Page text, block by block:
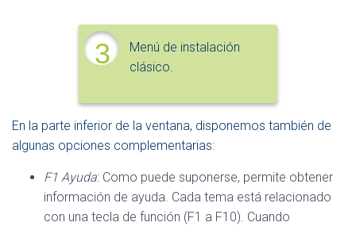
3
Menú de instalación
clásico.
En la parte inferior de la ventana, disponemos también de
algunas opciones complementarias:
F1 Ayuda: Como puede suponerse, permite obtener
información de ayuda. Cada tema está relacionado
con una tecla de función (F1 a F10). Cuando